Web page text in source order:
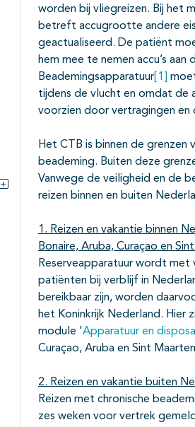
Subpagina's open- en dichtklappen
worden bij vliegreizen. Bij het
betreft accugrootte andere
geactualiseerd. De patiënt
hem mee te nemen accu’s aan
Beademingsapparatuur [1]
tijdens de vlucht en omdat de
voorzien door vertragingen en
Het CTB is binnen de grenzen
beademing. Buiten deze
Vanwege de veiligheid en de
reizen binnen en buiten
1. Reizen en vakantie binnen
Bonaire, Aruba, Curaçao en
Reserveapparatuur wordt
patiënten bij verblijf in
bereikbaar zijn, worden
het Koninkrijk Nederland. Hier
module 'Apparatuur en
Curaçao, Aruba en Sint
2. Reizen en vakantie buiten
Reizen met chronische
zes weken voor vertrek